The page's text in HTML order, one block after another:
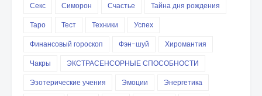
Секс
Симорон Счастье
Тайна дня рождения
Таро
Тест Техники
Успех
Финансовый гороскоп
Фэн-шуй
Хиромантия
Чакры
ЭКСТРАСЕНСОРНЫЕ СПОСОБНОСТИ
Эзотерические учения
Эмоции
Энергетика